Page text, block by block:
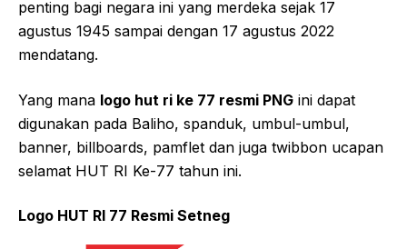
penting bagi negara ini yang merdeka sejak 17
agustus 1945 sampai dengan 17 agustus 2022
mendatang.
Yang mana logo hut ri ke 77 resmi PNG ini dapat
digunakan pada Baliho, spanduk, umbul-umbul,
banner, billboards, pamflet dan juga twibbon ucapan
selamat HUT RI Ke-77 tahun ini.
Logo HUT RI 77 Resmi Setneg